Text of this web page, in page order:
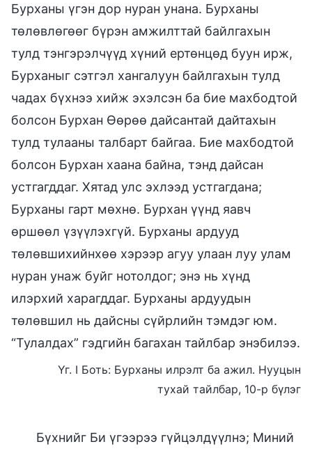
Бурханы үгэн дор нуран унана. Бурханы
төлөвлөгөөг бүрэн амжилттай байлгахын
тулд тэнгэрэлчүүд хүний ертөнцөд буун ирж,
Бурханыг сэтгэл хангалуун байлгахын тулд
чадах бүхнээ хийж эхэлсэн ба бие махбодтой
болсон Бурхан Өөрөө дайсантай дайтахын
тулд тулааны талбарт байгаа. Бие махбодтой
болсон Бурхан хаана байна, тэнд дайсан
устгагддаг. Хятад улс эхлээд устгагдана;
Бурханы гарт мөхнө. Бурхан үүнд яавч
өршөөл үзүүлэхгүй. Бурханы ардууд
төлөвшихийнхөө хэрээр агуу улаан луу улам
нуран унаж буйг нотолдог; энэ нь хүнд
илэрхий харагддаг. Бурханы ардуудын
төлөвшил нь дайсны сүйрлийн тэмдэг юм.
“Тулалдах” гэдгийн багахан тайлбар энэбилээ.
Үг. I Боть: Бурханы илрэлт ба ажил. Нууцын
тухай тайлбар, 10-р бүлэг
Бүхнийг Би үгээрээ гүйцэлдүүлнэ; Миний